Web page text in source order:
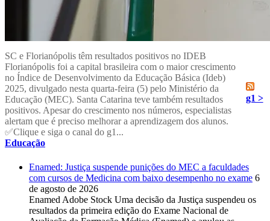
SC e Florianópolis têm resultados positivos no IDEB
Florianópolis foi a capital brasileira com o maior crescimento
no Índice de Desenvolvimento da Educação Básica (Ideb)
2025, divulgado nesta quarta-feira (5) pelo Ministério da
Educação (MEC). Santa Catarina teve também resultados
positivos. Apesar do crescimento nos números, especialistas
alertam que é preciso melhorar a aprendizagem dos alunos.
✅Clique e siga o canal do g1...
g1 >
Educação
Enamed: Justiça suspende punições do MEC a faculdades
com cursos de Medicina com baixo desempenho no exame 6
de agosto de 2026
Enamed Adobe Stock Uma decisão da Justiça suspendeu os
resultados da primeira edição do Exame Nacional de